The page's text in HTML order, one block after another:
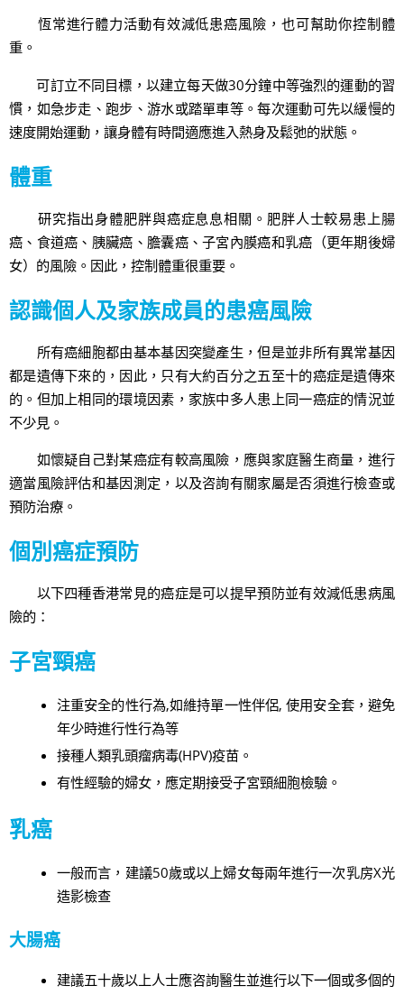
恆常進行體力活動有效減低患癌風險，也可幫助你控制體
重。
可訂立不同目標，以建立每天做30分鐘中等強烈的運動的習
慣，如急步走、跑步、游水或踏單車等。每次運動可先以緩慢的
速度開始運動，讓身體有時間適應進入熱身及鬆弛的狀態。
體重
研究指出身體肥胖與癌症息息相關。肥胖人士較易患上腸
癌、食道癌、胰臟癌、膽囊癌、子宮內膜癌和乳癌（更年期後婦
女）的風險。因此，控制體重很重要。
認識個人及家族成員的患癌風險
所有癌細胞都由基本基因突變產生，但是並非所有異常基因
都是遺傳下來的，因此，只有大約百分之五至十的癌症是遺傳來
的。但加上相同的環境因素，家族中多人患上同一癌症的情況並
不少見。
如懷疑自己對某癌症有較高風險，應與家庭醫生商量，進行
適當風險評估和基因測定，以及咨詢有關家屬是否須進行檢查或
預防治療。
個別癌症預防
以下四種香港常見的癌症是可以提早預防並有效減低患病風
險的：
子宮頸癌
注重安全的性行為,如維持單一性伴侶, 使用安全套，避免
年少時進行性行為等
接種人類乳頭瘤病毒(HPV)疫苗。
有性經驗的婦女，應定期接受子宮頸細胞檢驗。
乳癌
一般而言，建議50歲或以上婦女每兩年進行一次乳房X光
造影檢查
大腸癌
建議五十歲以上人士應咨詢醫生並進行以下一個或多個的